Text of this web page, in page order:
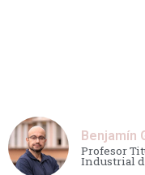
Benjamín
Profesor
Industrial